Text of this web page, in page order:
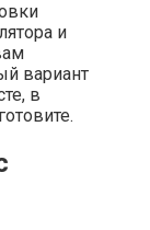
и
вариант
в